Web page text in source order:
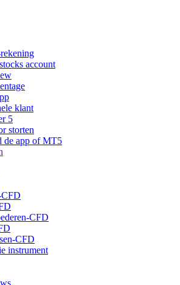
account
klant
5
storten
de app of MT5
CFD
CFD
CFD
instrument